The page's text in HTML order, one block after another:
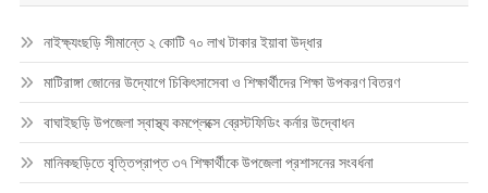
নাইক্ষ্যংছড়ি সীমান্তে ২ কোটি ৭০ লাখ টাকার ইয়াবা উদ্ধার
মাটিরাঙ্গা জোনের উদ্যোগে চিকিৎসাসেবা ও শিক্ষার্থীদের শিক্ষা উপকরণ বিতরণ
বাঘাইছড়ি উপজেলা স্বাস্থ্য কমপ্লেক্সে ব্রেস্টফিডিং কর্নার উদ্বোধন
মানিকছড়িতে বৃত্তিপ্রাপ্ত ৩৭ শিক্ষার্থীকে উপজেলা প্রশাসনের সংবর্ধনা